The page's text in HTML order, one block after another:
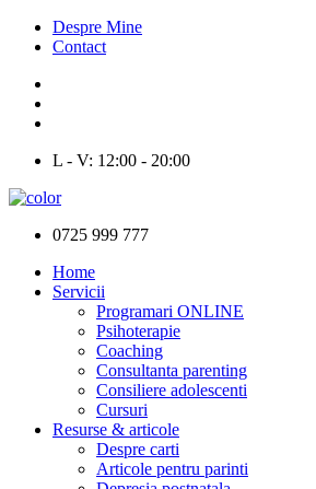
Despre Mine
Contact
L - V: 12:00 - 20:00
0725 999 777
Home
Servicii
Programari ONLINE
Psihoterapie
Coaching
Consultanta parenting
Consiliere adolescenti
Cursuri
Resurse & articole
Despre carti
Articole pentru parinti